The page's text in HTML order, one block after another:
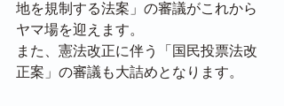
地を規制する法案」の審議がこれから
ヤマ場を迎えます。
また、憲法改正に伴う「国民投票法改
正案」の審議も大詰めとなります。